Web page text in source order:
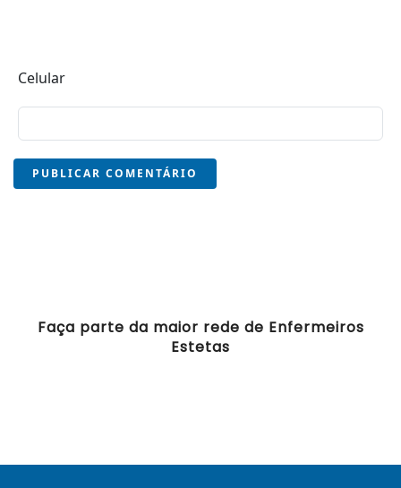
Celular
PUBLICAR COMENTÁRIO
Faça parte da maior rede de Enfermeiros
Estetas